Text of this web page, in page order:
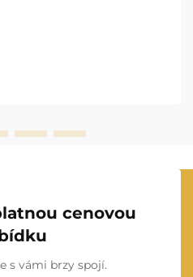
cenovou
s vámi brzy spojí.